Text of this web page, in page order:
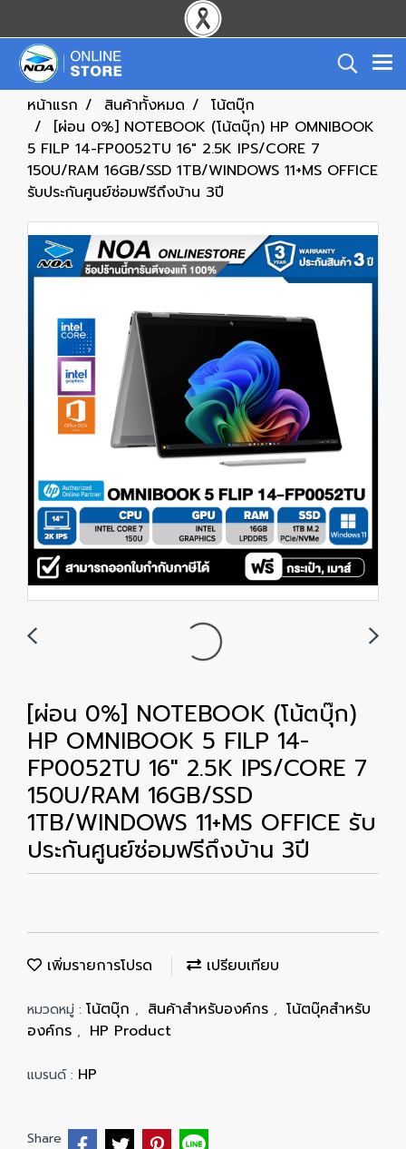
หน้าแรก สินค้าทั้งหมด
โน้ตบุ๊ก
[ผ่อน 0%] NOTEBOOK (โน้ตบุ๊ก) HP OMNIBOOK
5 FILP 14-FP0052TU 16" 2.5K IPS/CORE 7
150U/RAM 16GB/SSD 1TB/WINDOWS 11+MS OFFICE
รับประกันศูนย์ซ่อมฟรีถึงบ้าน 3ปี
[ผ่อน 0%] NOTEBOOK (โน้ตบุ๊ก)
HP OMNIBOOK 5 FILP 14-
FP0052TU 16" 2.5K IPS/CORE 7
150U/RAM 16GB/SSD
1TB/WINDOWS 11+MS OFFICE รับ
ประกันศูนย์ซ่อมฟรีถึงบ้าน 3ปี
เพิ่มรายการโปรด เปรียบเทียบ
หมวดหมู่ : โน้ตบุ๊ก , สินค้าสำหรับองค์กร , โน้ตบุ๊คสำหรับ
องค์กร , HP Product
แบรนด์ : HP
Share